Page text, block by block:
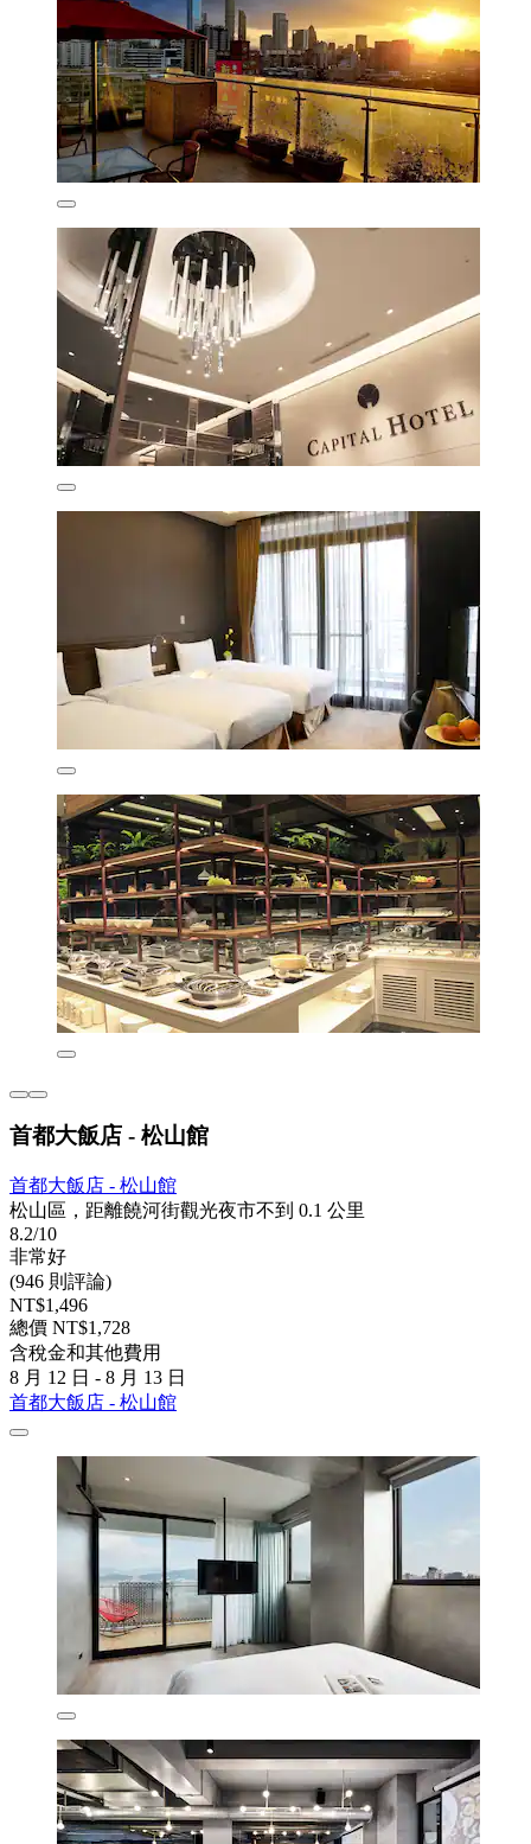
首都大飯店 - 松山館
首都大飯店 - 松山館
松山區，距離饒河街觀光夜市不到 0.1 公里
8.2/10
非常好
(946 則評論)
NT$1,496
總價 NT$1,728
含稅金和其他費用
8 月 12 日 - 8 月 13 日
首都大飯店 - 松山館